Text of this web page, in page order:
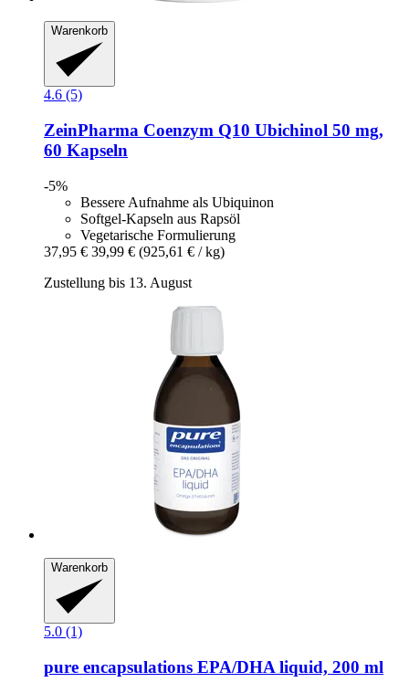
Warenkorb
4.6 (5)
ZeinPharma Coenzym Q10 Ubichinol 50 mg,
60 Kapseln
-5%
Bessere Aufnahme als Ubiquinon
Softgel-Kapseln aus Rapsöl
Vegetarische Formulierung
37,95 € 39,99 € (925,61 € / kg)
Zustellung bis 13. August
Warenkorb
5.0 (1)
pure encapsulations EPA/DHA liquid, 200 ml